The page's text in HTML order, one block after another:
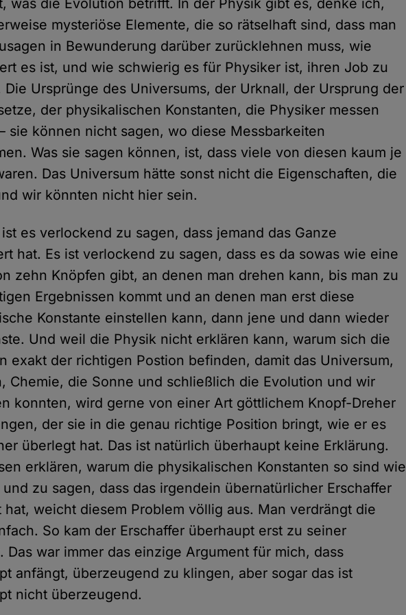
was die Evolution betrifft. In der Physik gibt es, denke ich,
mysteriöse Elemente, die so rätselhaft sind, dass man
in Bewunderung darüber zurücklehnen muss, wie
es ist, und wie schwierig es für Physiker ist, ihren Job zu
Die Ursprünge des Universums, der Urknall, der Ursprung der
der physikalischen Konstanten, die Physiker messen
sie können nicht sagen, wo diese Messbarkeiten
Was sie sagen können, ist, dass viele von diesen kaum je
Das Universum hätte sonst nicht die Eigenschaften, die
wir könnten nicht hier sein.
es verlockend zu sagen, dass jemand das Ganze
hat. Es ist verlockend zu sagen, dass es da sowas wie eine
zehn Knöpfen gibt, an denen man drehen kann, bis man zu
Ergebnissen kommt und an denen man erst diese
Konstante einstellen kann, dann jene und dann wieder
Und weil die Physik nicht erklären kann, warum sich die
exakt der richtigen Postion befinden, damit das Universum,
Chemie, die Sonne und schließlich die Evolution und wir
konnten, wird gerne von einer Art göttlichem Knopf-Dreher
der sie in die genau richtige Position bringt, wie er es
überlegt hat. Das ist natürlich überhaupt keine Erklärung.
erklären, warum die physikalischen Konstanten so sind wie
zu sagen, dass das irgendein übernatürlicher Erschaffer
hat, weicht diesem Problem völlig aus. Man verdrängt die
So kam der Erschaffer überhaupt erst zu seiner
Das war immer das einzige Argument für mich, dass
anfängt, überzeugend zu klingen, aber sogar das ist
nicht überzeugend.